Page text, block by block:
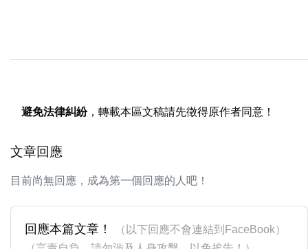
避免法律糾紛，轉載本區文稿請先徵得原作者同意！
文章回應
目前尚無回應，成為第一個回應的人吧！
回應本篇文章！
（以下回應不會連結到FaceBook）